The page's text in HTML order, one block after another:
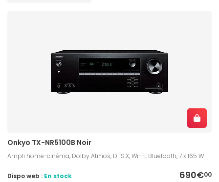
Onkyo TX-NR5100B Noir
Ampli home-cinéma, Dolby Atmos, DTS:X, Wi-Fi, Bluetooth, 7 x 165 W
690€00
Dispo web : En stock